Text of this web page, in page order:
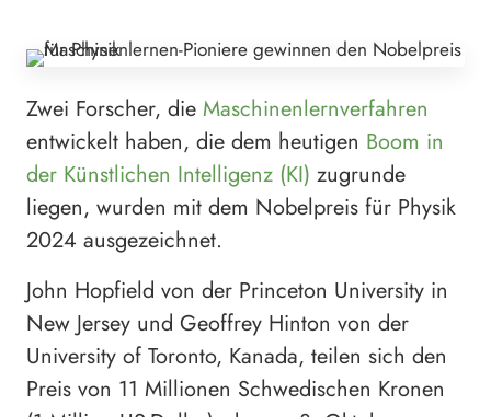
Zwei Forscher, die Maschinenlernverfahren
entwickelt haben, die dem heutigen Boom in
der Künstlichen Intelligenz (KI) zugrunde
liegen, wurden mit dem Nobelpreis für Physik
2024 ausgezeichnet.
John Hopfield von der Princeton University in
New Jersey und Geoffrey Hinton von der
University of Toronto, Kanada, teilen sich den
Preis von 11 Millionen Schwedischen Kronen